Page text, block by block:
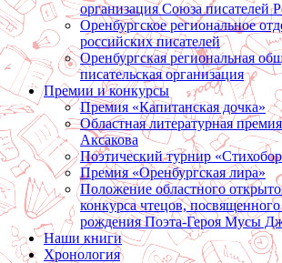
организация Союза писателей
Оренбургское региональное
российских писателей
Оренбургская региональная
писательская организация
Премии и конкурсы
Премия «Капитанская дочка»
Областная литературная
Аксакова
Поэтический турнир
Премия «Оренбургская лира»
Положение областного
конкурса чтецов,
рождения Поэта-Героя Мусы
Наши книги
Хронология